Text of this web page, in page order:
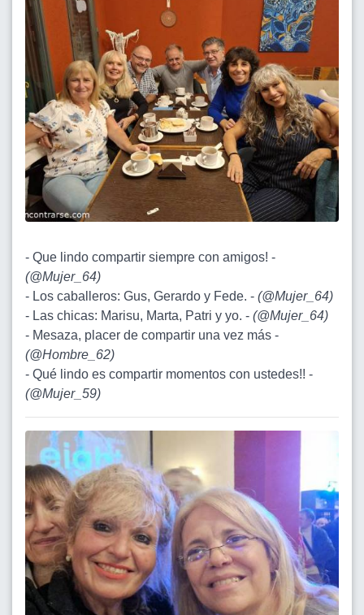
- Que lindo compartir siempre con amigos! -
(@Mujer_64)
- Los caballeros: Gus, Gerardo y Fede. - (@Mujer_64)
- Las chicas: Marisu, Marta, Patri y yo. - (@Mujer_64)
- Mesaza, placer de compartir una vez más -
(@Hombre_62)
- Qué lindo es compartir momentos con ustedes!! -
(@Mujer_59)